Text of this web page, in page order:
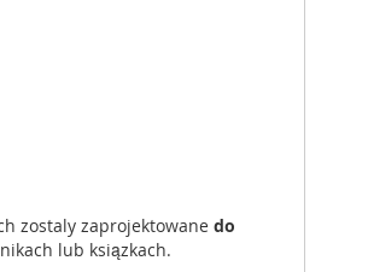
zostaly zaprojektowane do
lub ksiązkach.